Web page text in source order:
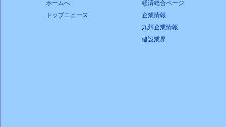
ホームへ
トップニュース
経済総合ページ
企業情報
九州企業情報
建設業界